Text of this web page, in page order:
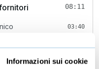
Informazioni sui cookie
08:11
03:40
02:48